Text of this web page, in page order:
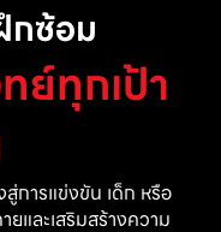
กซ้อม
ย์ทุกเป้า
การแข่งขัน เด็ก หรือ
และเสริมสร้างความ